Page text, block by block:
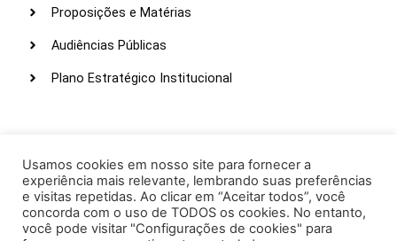
Proposições e Matérias
Audiências Públicas
Plano Estratégico Institucional
Webmail
Intranet
Administração
Usamos cookies em nosso site para fornecer a
experiência mais relevante, lembrando suas preferências
e visitas repetidas. Ao clicar em “Aceitar todos”, você
concorda com o uso de TODOS os cookies. No entanto,
você pode visitar "Configurações de cookies" para